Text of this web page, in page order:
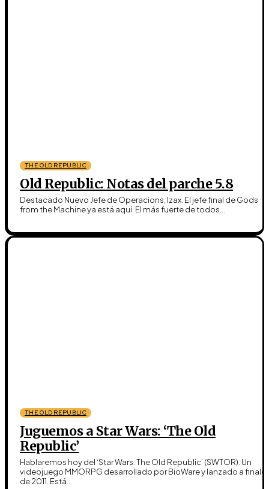
THE OLD REPUBLIC
Old Republic: Notas del parche 5.8
Destacado Nuevo Jefe de Operacions, Izax. El jefe final de Gods
from the Machine ya está aquí. El más fuerte de todos...
THE OLD REPUBLIC
Juguemos a Star Wars: ‘The Old
Republic’
Hablaremos hoy del ‘Star Wars: The Old Republic’ (SWTOR). Un
videojuego MMORPG desarrollado por BioWare y lanzado a
de 2011. Está...